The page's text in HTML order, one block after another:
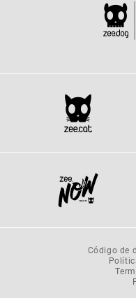
Código de